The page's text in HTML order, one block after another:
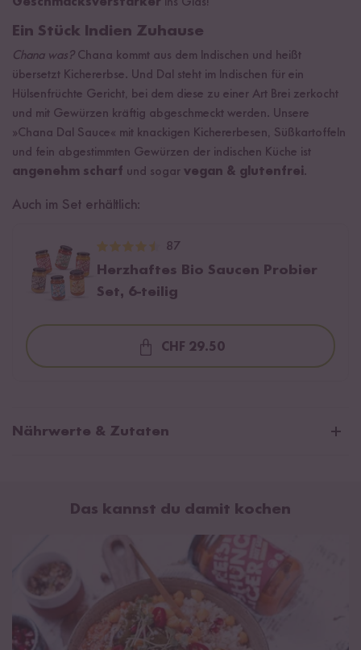
Ein Stück Indien Zuhause
Chana was?Chana kommt aus dem Indischen und heißt
übersetzt Kichererbse. Und Dal steht im Indischen für ein
Hülsenfrüchte Gericht, bei dem diese zu einer Art Brei zerkocht
und mit Gewürzen kräftig abgeschmeckt werden. Unsere
»Chana Dal Sauce« mit knackigen Kichererbesen, Süßkartoffeln
und fein abgestimmten Gewürzen der indischen Küche ist
angenehm scharf und sogar vegan & glutenfrei.
Auch im Set erhältlich:
87
Herzhaftes Bio Saucen Probier
Set, 6-teilig
CHF 29.50
Nährwerte & Zutaten
davon gesättigte Fettsäuren
davon Zucker
Eiweiß
Das kannst du damit kochen